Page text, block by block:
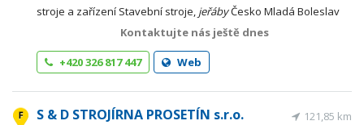
stroje a zařízení Stavební stroje, jeřábyČesko Mladá Boleslav
Kontaktujte nás ještě dnes
+420 326 817 447 Web
S & D STROJÍRNA PROSETÍN s.r.o. 121,85 km